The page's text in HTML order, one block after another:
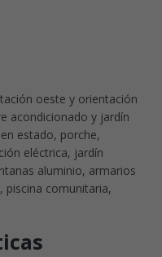
oeste y orientación
acondicionado y jardín
estado, porche,
eléctrica, jardín
aluminio, armarios
piscina comunitaria,